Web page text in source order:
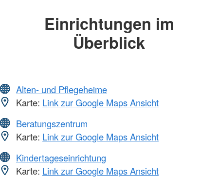
Einrichtungen im
Überblick
Alten- und Pflegeheime
Karte: Link zur Google Maps Ansicht
Beratungszentrum
Karte: Link zur Google Maps Ansicht
Kindertageseinrichtung
Karte: Link zur Google Maps Ansicht